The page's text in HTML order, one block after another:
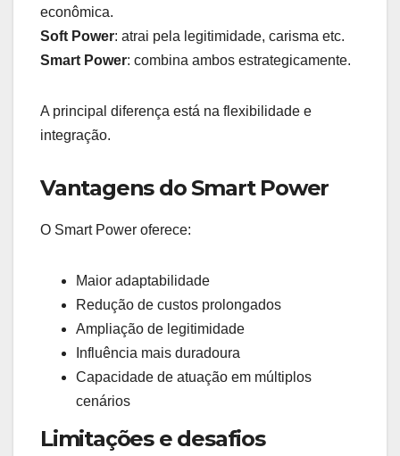
econômica.
Soft Power: atrai pela legitimidade, carisma etc.
Smart Power: combina ambos estrategicamente.
A principal diferença está na flexibilidade e
integração.
Vantagens do Smart Power
O Smart Power oferece:
Maior adaptabilidade
Redução de custos prolongados
Ampliação de legitimidade
Influência mais duradoura
Capacidade de atuação em múltiplos
cenários
Limitações e desafios